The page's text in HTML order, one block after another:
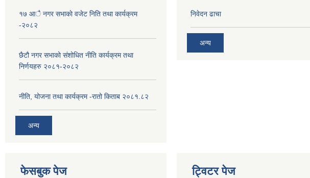
१७ आै नगर सभाकाे वजेट निति तथा कार्यक्रम
-२०८२
छैटौ नगर सभाको संशोधित नीति कार्यक्रम तथा
निर्णयहरु २०८१-२०८२
नीति, योजना तथा कार्यक्रम -रातो किताब २०८१.८२
अन्य
निवेदन ढाचा
अन्य
फेसबुक पेज ट्विटर पेज